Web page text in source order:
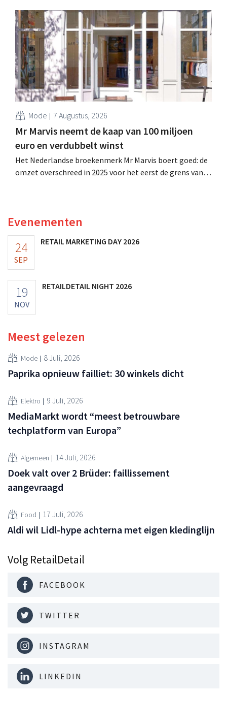
is dan een jaar eerder. Na die beter dan verwachte start
verhoogt het bedrijf ook zijn vooruitzichten voor het
volledige boekjaar.
Mode 7 Augustus, 2026
Mr Marvis neemt de kaap van 100 miljoen
euro en verdubbelt winst
Het Nederlandse broekenmerk Mr Marvis boert goed: de
omzet overschreed in 2025 voor het eerst de grens van
Evenementen
24
SEP
RETAIL MARKETING DAY 2026
19
NOV
RETAILDETAIL NIGHT 2026
Meest gelezen
Mode 8 Juli, 2026
Paprika opnieuw failliet: 30 winkels dicht
Elektro 9 Juli, 2026
MediaMarkt wordt “meest betrouwbare
techplatform van Europa”
Algemeen 14 Juli, 2026
Doek valt over 2 Brüder: faillissement
aangevraagd
Food 17 Juli, 2026
Aldi wil Lidl-hype achterna met eigen kledinglijn
Volg RetailDetail
FACEBOOK
TWITTER
INSTAGRAM
LINKEDIN